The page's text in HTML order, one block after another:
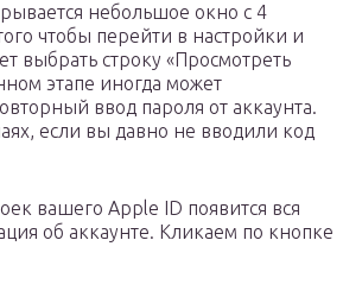
небольшое окно с 4
чтобы перейти в настройки и
выбрать строку «Просмотреть
этапе иногда может
ввод пароля от аккаунта.
если вы давно не вводили код
вашего Apple ID появится вся
об аккаунте. Кликаем по кнопке